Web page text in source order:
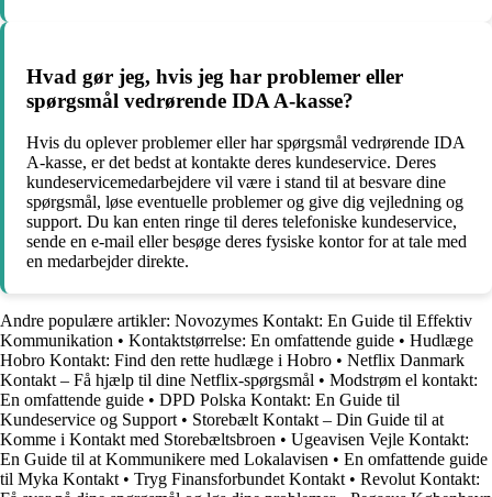
Hvad gør jeg, hvis jeg har problemer eller
spørgsmål vedrørende IDA A-kasse?
Hvis du oplever problemer eller har spørgsmål vedrørende IDA
A-kasse, er det bedst at kontakte deres kundeservice. Deres
kundeservicemedarbejdere vil være i stand til at besvare dine
spørgsmål, løse eventuelle problemer og give dig vejledning og
support. Du kan enten ringe til deres telefoniske kundeservice,
sende en e-mail eller besøge deres fysiske kontor for at tale med
en medarbejder direkte.
Andre populære artikler: Novozymes Kontakt: En Guide til Effektiv
Kommunikation • Kontaktstørrelse: En omfattende guide • Hudlæge
Hobro Kontakt: Find den rette hudlæge i Hobro • Netflix Danmark
Kontakt – Få hjælp til dine Netflix-spørgsmål • Modstrøm el kontakt:
En omfattende guide • DPD Polska Kontakt: En Guide til
Kundeservice og Support • Storebælt Kontakt – Din Guide til at
Komme i Kontakt med Storebæltsbroen • Ugeavisen Vejle Kontakt:
En Guide til at Kommunikere med Lokalavisen • En omfattende guide
til Myka Kontakt • Tryg Finansforbundet Kontakt • Revolut Kontakt: